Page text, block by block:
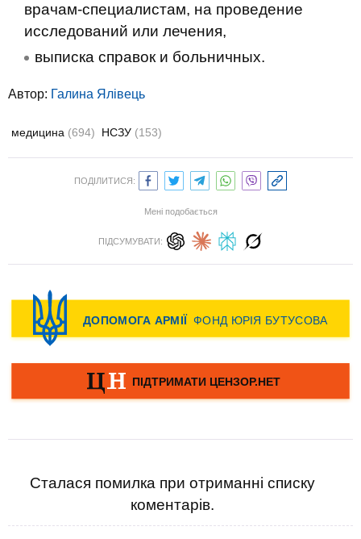
врачам-специалистам, на проведение
исследований или лечения,
выписка справок и больничных.
Автор: Галина Ялівець
медицина (694) НСЗУ (153)
ПОДІЛИТИСЯ:
Мені подобається
ПІДСУМУВАТИ:
Сталася помилка при отриманні списку
коментарів.